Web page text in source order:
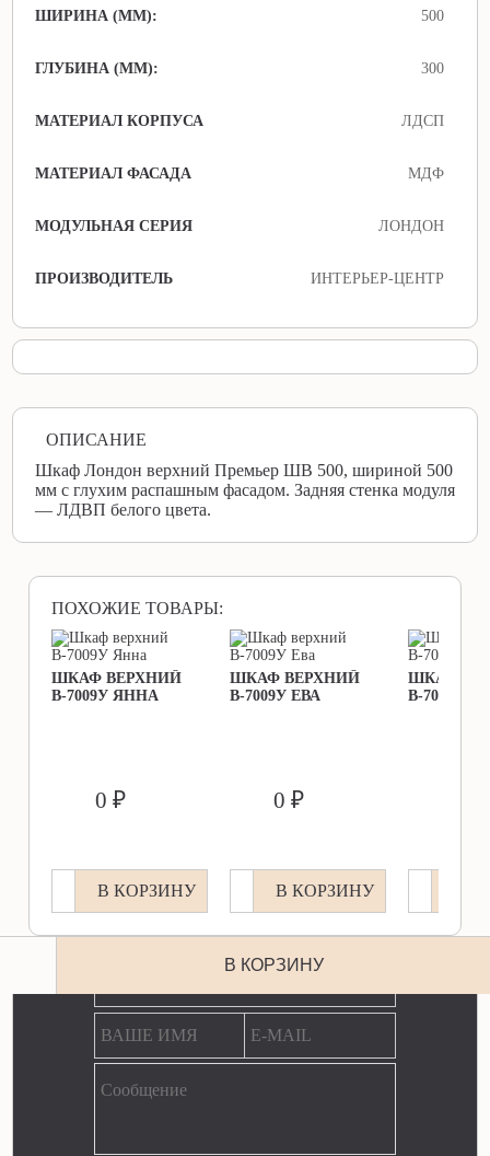
ШИРИНА (ММ): 500
ГЛУБИНА (ММ): 300
МАТЕРИАЛ КОРПУСА ЛДСП
МАТЕРИАЛ ФАСАДА МДФ
МОДУЛЬНАЯ СЕРИЯ ЛОНДОН
ПРОИЗВОДИТЕЛЬ ИНТЕРЬЕР-ЦЕНТР
ОПИСАНИЕ
Шкаф Лондон верхний Премьер ШВ 500, шириной 500
мм с глухим распашным фасадом. Задняя стенка модуля
— ЛДВП белого цвета.
ПОХОЖИЕ ТОВАРЫ:
ШКАФ ВЕРХНИЙ
В-7009У ЯННА
В КОРЗИНУ
ШКАФ ВЕРХНИЙ
В-7009У ЕВА
В КОРЗИНУ
ШКАФ
В-7009У
В КОРЗИНУ